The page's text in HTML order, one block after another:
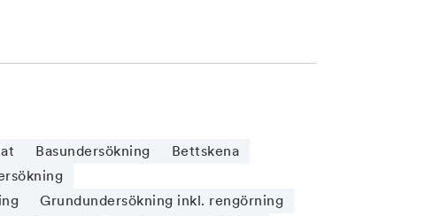
Basundersökning
Bettskena
Grundundersökning inkl. rengörning